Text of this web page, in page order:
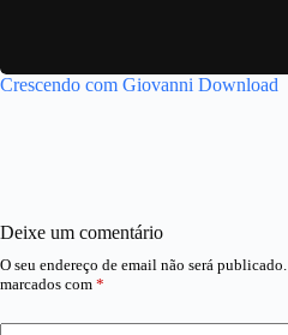
Crescendo com Giovanni Download
Deixe um comentário
O seu endereço de email não será publicado.
marcados com *